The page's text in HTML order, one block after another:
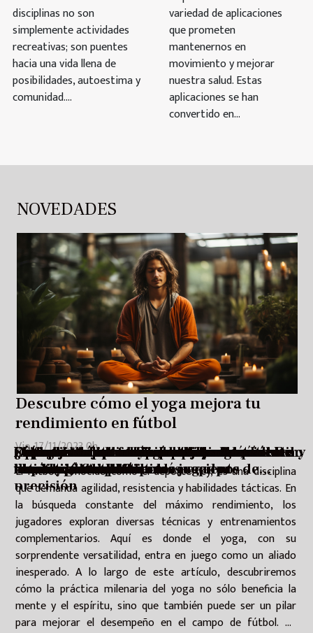
Fútbol callejero: más que un juego, un estilo
de vida
Descubre cómo el yoga mejora tu
rendimiento en fútbol
Explorando la evolución de las hondas: De
herramientas primitivas a equipos de
precisión
Cómo seleccionar las zapatillas de pádel
ideales para cada tipo de jugador
Optimiza tu entrenamiento con la
tecnología deportiva más reciente
Entrenamiento funcional: la revolución en
el mundo fitness
El auge inesperado de los deportes
acuáticos en el desierto
El impacto de los eSports en los eventos
deportivos tradicionales
Deportes aéreos: volando hacia la aventura y
la emoción
Secretos de adrenalina: la vida detrás de un
deportista extremo
¿Cómo los deportes adaptados están
cambiando vidas?
disciplinas no son
simplemente actividades
recreativas; son puentes
hacia una vida llena de
posibilidades, autoestima y
comunidad....
Las mejores aplicaciones para mantenerte
activo y saludable
variedad de aplicaciones
que prometen
mantenernos en
movimiento y mejorar
nuestra salud. Estas
aplicaciones se han
convertido en...
NOVEDADES
Descubre cómo el yoga mejora tu
rendimiento en fútbol
Vie. 17/11/2023 0h
El fútbol, conocido como el deporte rey, es una disciplina
que demanda agilidad, resistencia y habilidades tácticas. En
la búsqueda constante del máximo rendimiento, los
jugadores exploran diversas técnicas y entrenamientos
complementarios. Aquí es donde el yoga, con su
sorprendente versatilidad, entra en juego como un aliado
inesperado. A lo largo de este artículo, descubriremos
cómo la práctica milenaria del yoga no sólo beneficia la
mente y el espíritu, sino que también puede ser un pilar
para mejorar el desempeño en el campo de fútbol. La